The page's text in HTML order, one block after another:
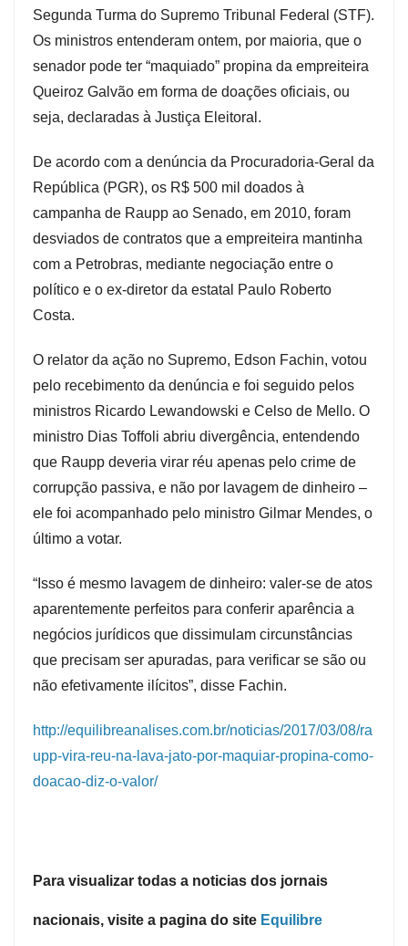
Segunda Turma do Supremo Tribunal Federal (STF).
Os ministros entenderam ontem, por maioria, que o
senador pode ter “maquiado” propina da empreiteira
Queiroz Galvão em forma de doações oficiais, ou
seja, declaradas à Justiça Eleitoral.
De acordo com a denúncia da Procuradoria-Geral da
República (PGR), os R$ 500 mil doados à
campanha de Raupp ao Senado, em 2010, foram
desviados de contratos que a empreiteira mantinha
com a Petrobras, mediante negociação entre o
político e o ex-diretor da estatal Paulo Roberto
Costa.
O relator da ação no Supremo, Edson Fachin, votou
pelo recebimento da denúncia e foi seguido pelos
ministros Ricardo Lewandowski e Celso de Mello. O
ministro Dias Toffoli abriu divergência, entendendo
que Raupp deveria virar réu apenas pelo crime de
corrupção passiva, e não por lavagem de dinheiro –
ele foi acompanhado pelo ministro Gilmar Mendes, o
último a votar.
“Isso é mesmo lavagem de dinheiro: valer-se de atos
aparentemente perfeitos para conferir aparência a
negócios jurídicos que dissimulam circunstâncias
que precisam ser apuradas, para verificar se são ou
não efetivamente ilícitos”, disse Fachin.
http://equilibreanalises.com.br/noticias/2017/03/08/ra
upp-vira-reu-na-lava-jato-por-maquiar-propina-como-
doacao-diz-o-valor/
Para visualizar todas a noticias dos jornais
nacionais, visite a pagina do site Equilibre